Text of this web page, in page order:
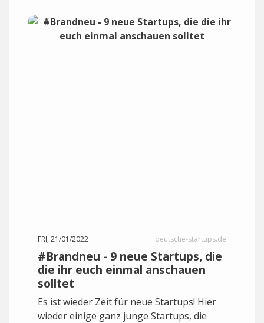
FRI, 21/01/2022 deutsche-startups.de
#Brandneu - 9 neue Startups, die
die ihr euch einmal anschauen
solltet
Es ist wieder Zeit für neue Startups! Hier
wieder einige ganz junge Startups, die